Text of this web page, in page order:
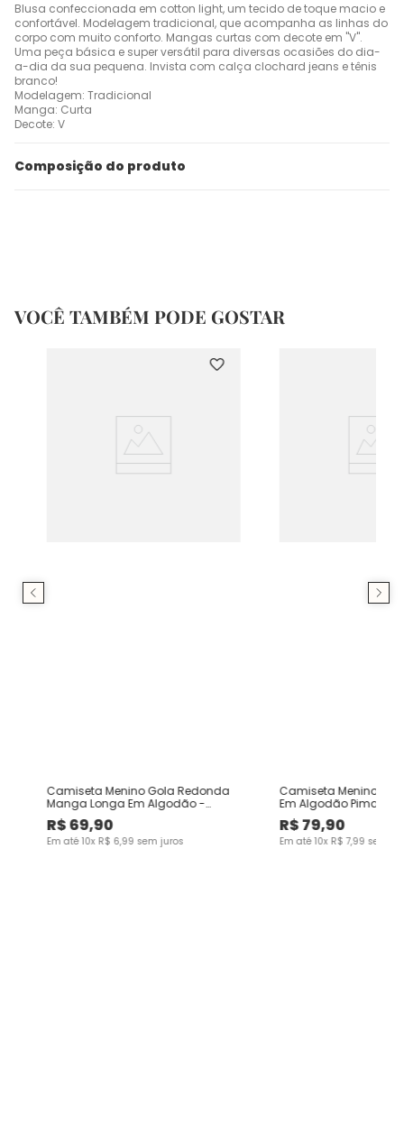
Blusa confeccionada em cotton light, um tecido de toque macio e
confortável. Modelagem tradicional, que acompanha as linhas do
corpo com muito conforto. Mangas curtas com decote em "V".
Uma peça básica e super versátil para diversas ocasiões do dia-
a-dia da sua pequena. Invista com calça clochard jeans e tênis
branco!
Modelagem: Tradicional
Manga: Curta
Decote: V
Composição do produto
VOCÊ TAMBÉM PODE GOSTAR
Camiseta Menino Gola Redonda
Manga Longa Em Algodão -
Carinhoso
R$69,90
Em até10xR$ 6,99 sem juros
Camiseta Menino
Em Algodão Pima -
R$79,90
Em até10x R$ 7,99 sem